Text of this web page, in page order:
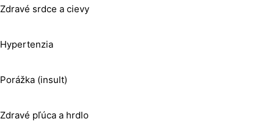
Zdravé srdce a cievy
Hypertenzia
Porážka (insult)
Zdravé pľúca a hrdlo